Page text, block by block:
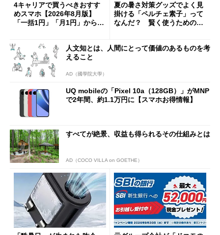
4キャリアで買うべきおすす
めスマホ【2026年8月版】
「一括1円」「月1円」からお
夏の暑さ対策グッズでよく見
掛ける「ペルチェ素子」って
なんだ？ 賢く使うための注
人文知とは、人間にとって価値のあるものを考
えること
AD（國學院大學）
UQ mobileの「Pixel 10a（128GB）」がMNP
で2年間、約1.1万円に【スマホお得情報】
すべてが絶景、収益も得られるその仕組みとは
AD（COCO VILLA on GOETHE）